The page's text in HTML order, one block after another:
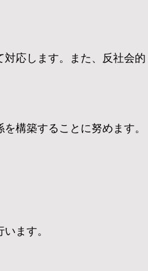
応します。また、反社会的
構築することに努めます。
ます。